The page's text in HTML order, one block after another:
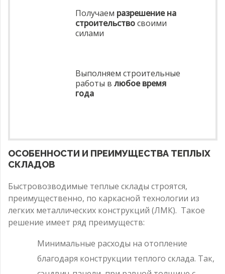
Получаем разрешение на
строительствосвоими
силами
Выполняем строительные
работы в любое время
года
ОСОБЕННОСТИ И ПРЕИМУЩЕСТВА ТЕПЛЫХ
СКЛАДОВ
Быстровозводимые теплые склады строятся,
преимущественно, по каркасной технологии из
легких металлических конструкций (ЛМК). Такое
решение имеет ряд преимуществ:
Минимальные расходы на отопление
благодаря конструкции теплого склада. Так,